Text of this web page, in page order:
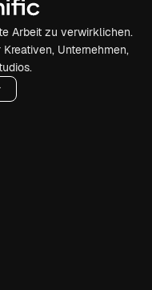
Arbeit zu verwirklichen.
Unternehmen,